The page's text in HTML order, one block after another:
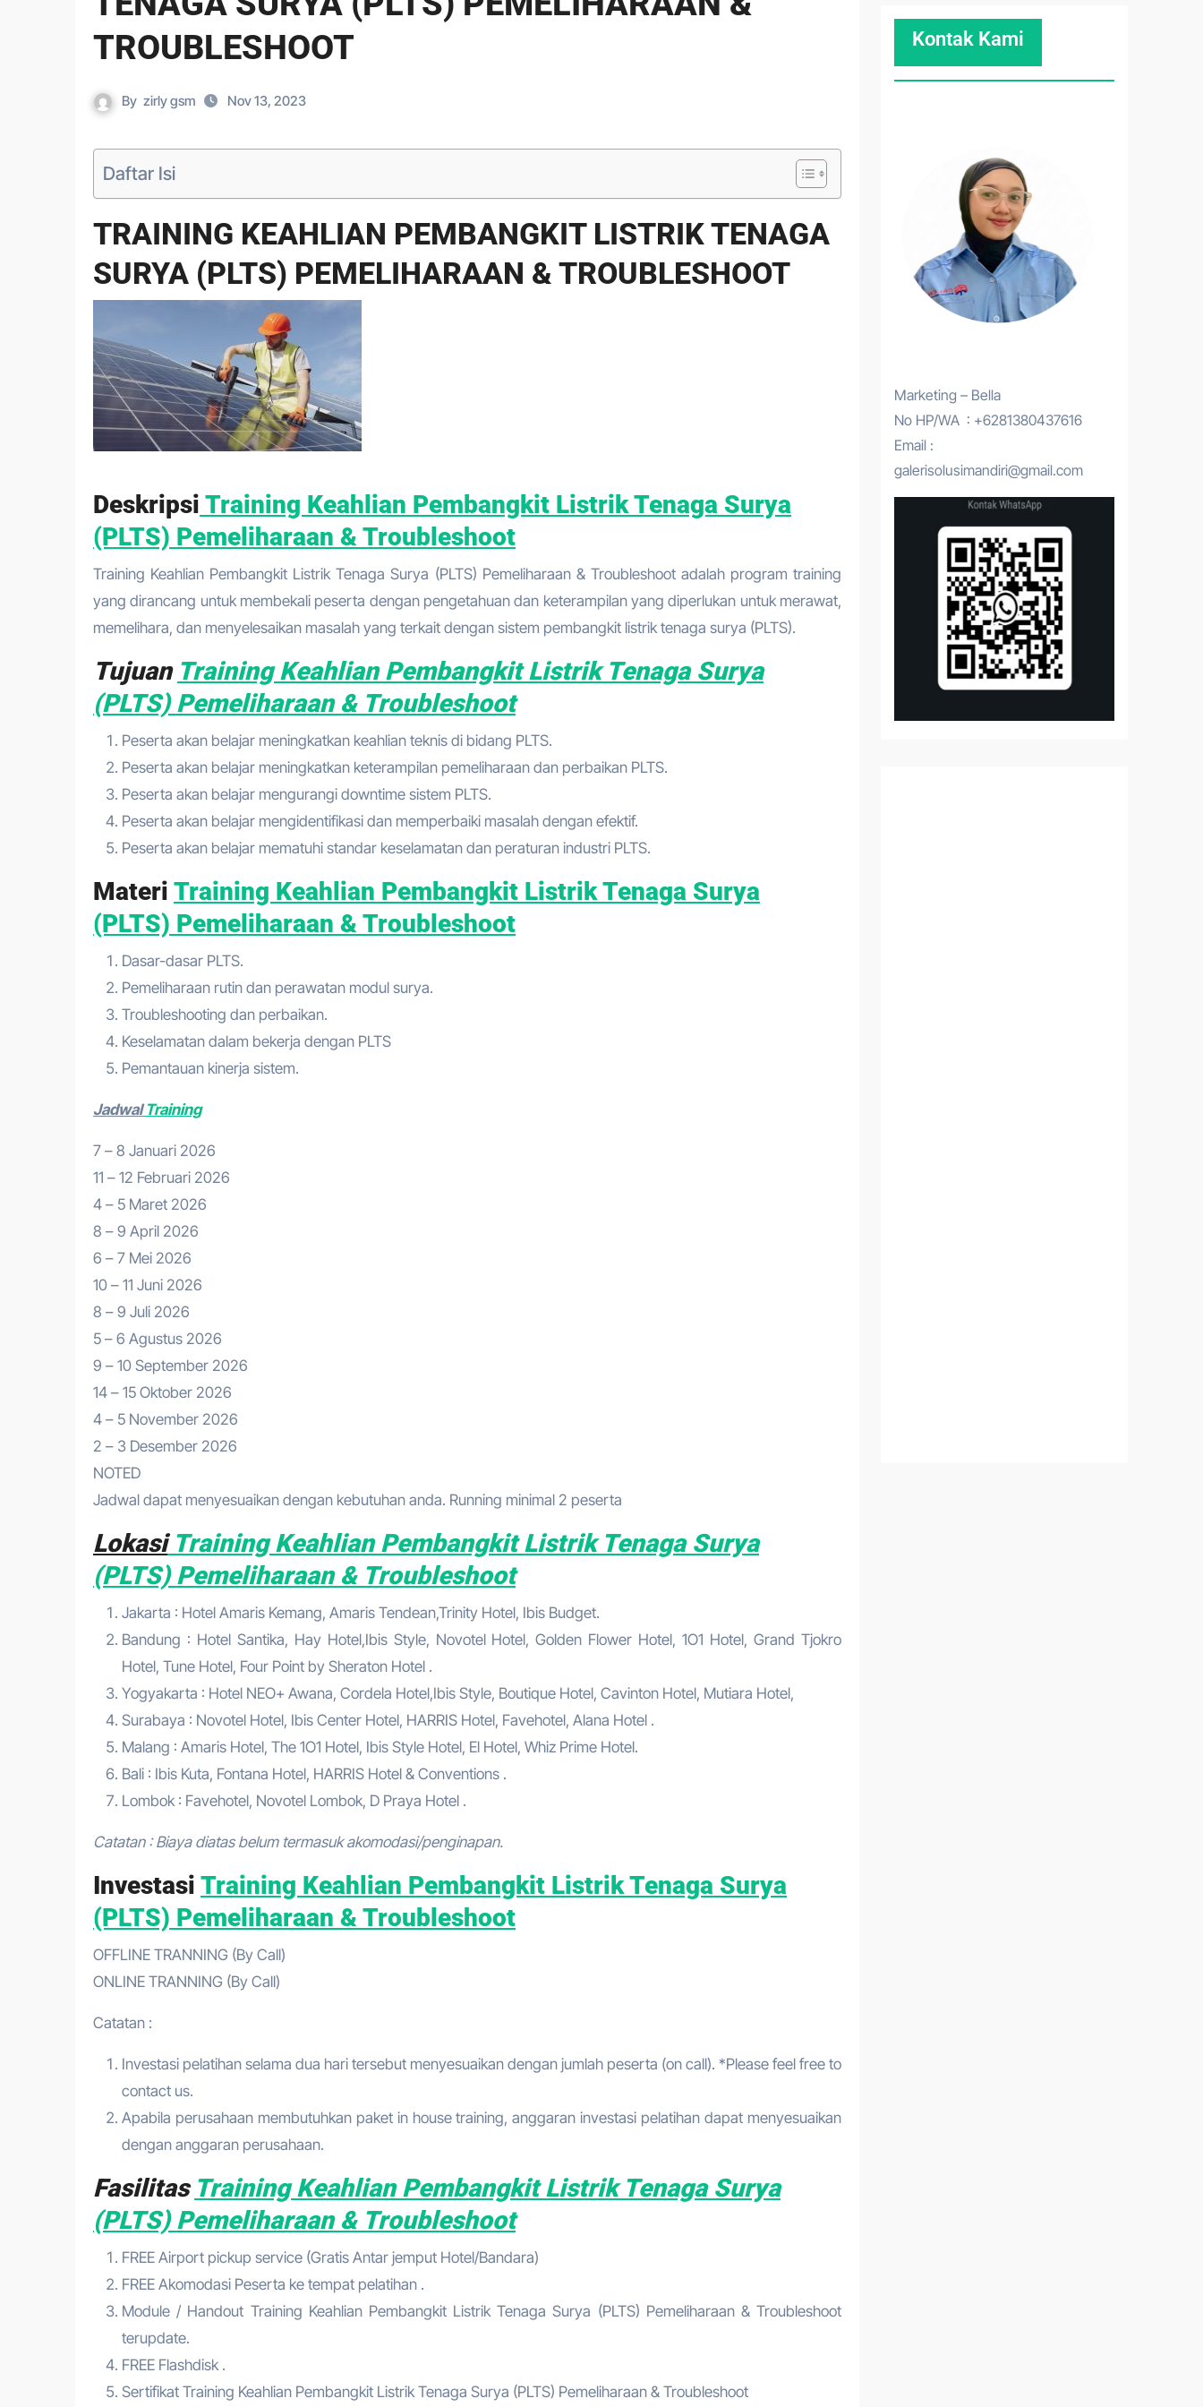
TROUBLESHOOT
By zirly gsm Nov 13, 2023
Daftar Isi
TRAINING KEAHLIAN PEMBANGKIT LISTRIK TENAGA
SURYA (PLTS) PEMELIHARAAN & TROUBLESHOOT
Deskripsi Training Keahlian Pembangkit Listrik Tenaga Surya
(PLTS) Pemeliharaan & Troubleshoot
Training Keahlian Pembangkit Listrik Tenaga Surya (PLTS) Pemeliharaan & Troubleshoot adalah program training
yang dirancang untuk membekali peserta dengan pengetahuan dan keterampilan yang diperlukan untuk merawat,
memelihara, dan menyelesaikan masalah yang terkait dengan sistem pembangkit listrik tenaga surya (PLTS).
Tujuan Training Keahlian Pembangkit Listrik Tenaga Surya
(PLTS) Pemeliharaan & Troubleshoot
Peserta akan belajar meningkatkan keahlian teknis di bidang PLTS.
Peserta akan belajar meningkatkan keterampilan pemeliharaan dan perbaikan PLTS.
Peserta akan belajar mengurangi downtime sistem PLTS.
Peserta akan belajar mengidentifikasi dan memperbaiki masalah dengan efektif.
Peserta akan belajar mematuhi standar keselamatan dan peraturan industri PLTS.
Materi Training Keahlian Pembangkit Listrik Tenaga Surya
(PLTS) Pemeliharaan & Troubleshoot
Dasar-dasar PLTS.
Pemeliharaan rutin dan perawatan modul surya.
Troubleshooting dan perbaikan.
Keselamatan dalam bekerja dengan PLTS
Pemantauan kinerja sistem.
JadwalTraining
7 – 8 Januari 2026
11 – 12 Februari 2026
4 – 5 Maret 2026
8 – 9 April 2026
6 – 7 Mei 2026
10 – 11 Juni 2026
8 – 9 Juli 2026
5 – 6 Agustus 2026
9 – 10 September 2026
14 – 15 Oktober 2026
4 – 5 November 2026
2 – 3 Desember 2026
NOTED
Jadwal dapat menyesuaikan dengan kebutuhan anda. Running minimal 2 peserta
LokasiTraining Keahlian Pembangkit Listrik Tenaga Surya
(PLTS) Pemeliharaan & Troubleshoot
Jakarta : Hotel Amaris Kemang, Amaris Tendean,Trinity Hotel, Ibis Budget.
Bandung : Hotel Santika, Hay Hotel,Ibis Style, Novotel Hotel, Golden Flower Hotel, 1O1 Hotel, Grand Tjokro
Hotel, Tune Hotel, Four Point by Sheraton Hotel .
Yogyakarta : Hotel NEO+ Awana, Cordela Hotel,Ibis Style, Boutique Hotel, Cavinton Hotel, Mutiara Hotel,
Surabaya : Novotel Hotel, Ibis Center Hotel, HARRIS Hotel, Favehotel, Alana Hotel .
Malang : Amaris Hotel, The 1O1 Hotel, Ibis Style Hotel, El Hotel, Whiz Prime Hotel.
Bali : Ibis Kuta, Fontana Hotel, HARRIS Hotel & Conventions .
Lombok : Favehotel, Novotel Lombok, D Praya Hotel .
Catatan : Biaya diatas belum termasuk akomodasi/penginapan.
Investasi Training Keahlian Pembangkit Listrik Tenaga Surya
(PLTS) Pemeliharaan & Troubleshoot
OFFLINE TRANNING (By Call)
ONLINE TRANNING (By Call)
Catatan :
Investasi pelatihan selama dua hari tersebut menyesuaikan dengan jumlah peserta (on call). *Please feel free to
contact us.
Apabila perusahaan membutuhkan paket in house training, anggaran investasi pelatihan dapat menyesuaikan
dengan anggaran perusahaan.
Fasilitas Training Keahlian Pembangkit Listrik Tenaga Surya
(PLTS) Pemeliharaan & Troubleshoot
FREE Airport pickup service (Gratis Antar jemput Hotel/Bandara)
FREE Akomodasi Peserta ke tempat pelatihan .
Module / Handout Training Keahlian Pembangkit Listrik Tenaga Surya (PLTS) Pemeliharaan & Troubleshoot
terupdate.
FREE Flashdisk .
Sertifikat Training Keahlian Pembangkit Listrik Tenaga Surya (PLTS) Pemeliharaan & Troubleshoot
Kontak Kami
Marketing – Bella
No HP/WA : +6281380437616
Email :
galerisolusimandiri@gmail.com